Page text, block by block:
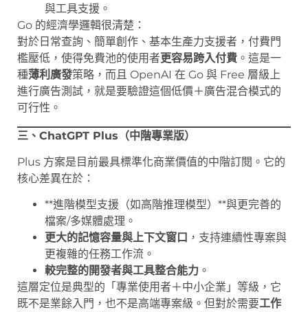
與工具支援。
Go 的經濟學邏輯很清楚：
對於日常查詢、簡單創作、基本生產力支援者，付費門
檻壓低，使得免費池的使用者更容易跨入付費 。這是一
種薄利廣發策略，而且 OpenAI 在 Go 與 Free 層級上
進行廣告測試，就是要驗證這個低價＋廣告混合模式的
可行性。
三、ChatGPT Plus（中階專業版）
Plus 方案是目前最具標準化商業價值的中階訂閱。它的
核心差異在於：
**進階模型支援（如高階推理模型）**與更完善的
檔案/多媒體處理。
更大的記憶容量與上下文窗口 ，支持連續性專案與
更複雜的任務工作流。
較完整的開發者與工具整合能力 。
這層定位是典型的「專業使用者＋中小企業」等級，它
既不是業餘入門，也不是高端專案級。但對於需要工作